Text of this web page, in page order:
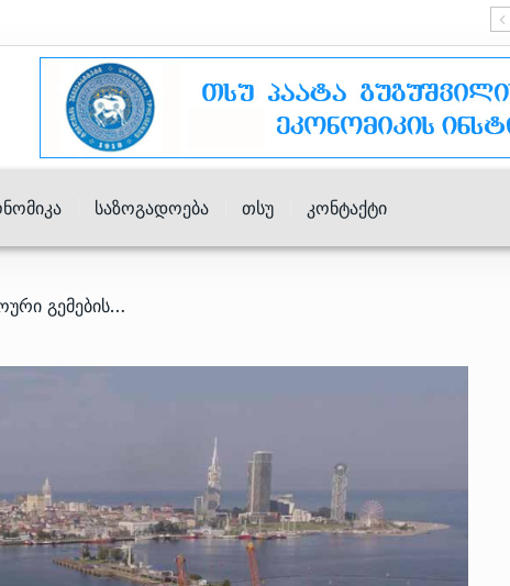
Საზოგადოება Თსუ Კონტაქტი
/ რუსეთის პორტებში უცხოური გემებისთვის დაწესებული ახალი რეგულაცია ტვირთებს საქართველოს პორტებში გადმორთვის შესაძლებლობას უჩენს – TCRC